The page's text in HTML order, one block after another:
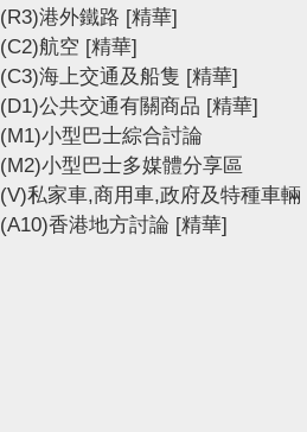
(R3)港外鐵路 [精華]
(C2)航空 [精華]
(C3)海上交通及船隻 [精華]
(D1)公共交通有關商品 [精華]
(M1)小型巴士綜合討論
(M2)小型巴士多媒體分享區
(V)私家車,商用車,政府及特種車輛
(A10)香港地方討論 [精華]